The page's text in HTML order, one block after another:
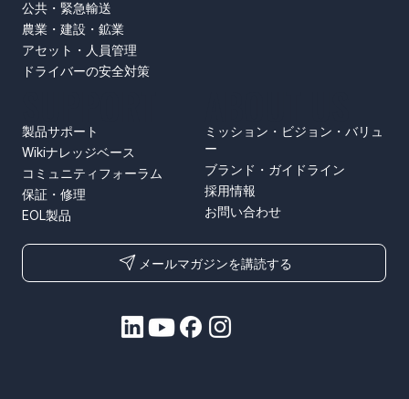
公共・緊急輸送
農業・建設・鉱業
アセット・人員管理
ドライバーの安全対策
ミッション・ビジョン・バリュ
ー
ブランド・ガイドライン
採用情報
お問い合わせ
製品サポート
Wikiナレッジベース
コミュニティフォーラム
保証・修理
EOL製品
メールマガジンを講読する